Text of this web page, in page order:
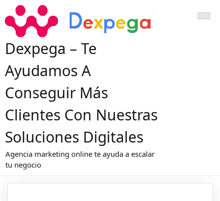
Dexpega – Te
Ayudamos A
Conseguir Más
Clientes Con Nuestras
Soluciones Digitales
Agencia marketing online te ayuda a escalar
tu negocio